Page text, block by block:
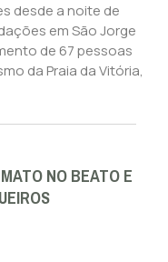
desde a noite de
em São Jorge
de 67 pessoas
da Praia da Vitória,
NO BEATO E